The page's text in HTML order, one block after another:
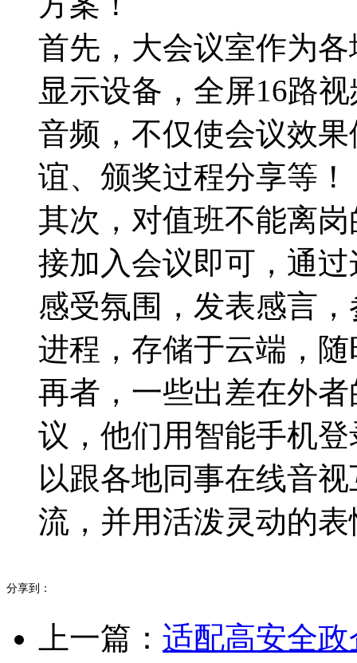
首先，大会议室作为
显示设备，全屏16路
音频，不仅使会议效
谊、颁奖过程分享等！
其次，对值班不能离
接加入会议即可，通
感受氛围，发表感言
进程，存储于云端，
再者，一些出差在外
议，他们用智能手机
以跟各地同事在线音
流，并用活泼灵动的
分享到：
上一篇： 适配高安全